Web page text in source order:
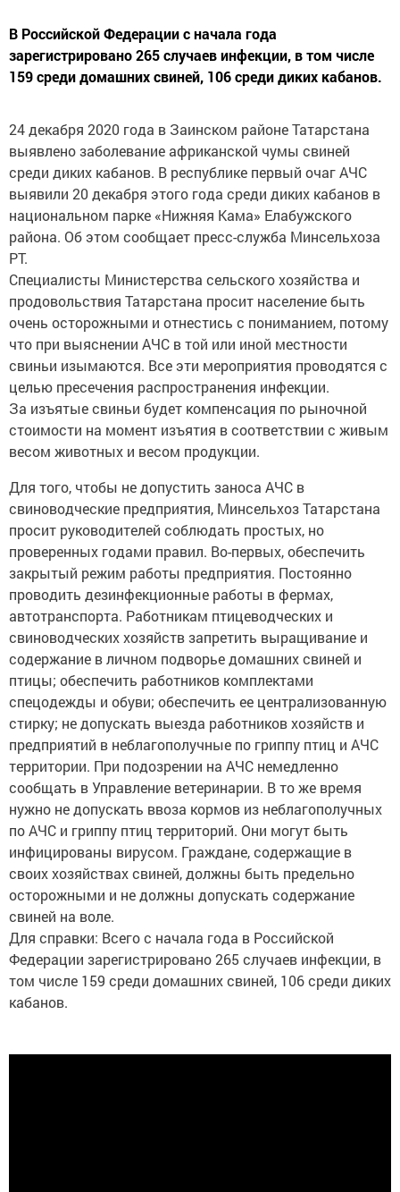
В Российской Федерации с начала года
зарегистрировано 265 случаев инфекции, в том числе
159 среди домашних свиней, 106 среди диких кабанов.
24 декабря 2020 года в Заинском районе Татарстана
выявлено заболевание африканской чумы свиней
среди диких кабанов. В республике первый очаг АЧС
выявили 20 декабря этого года среди диких кабанов в
национальном парке «Нижняя Кама» Елабужского
района. Об этом сообщает пресс-служба Минсельхоза
РТ.
Специалисты Министерства сельского хозяйства и
продовольствия Татарстана просит население быть
очень осторожными и отнестись с пониманием, потому
что при выяснении АЧС в той или иной местности
свиньи изымаются. Все эти мероприятия проводятся с
целью пресечения распространения инфекции.
За изъятые свиньи будет компенсация по рыночной
стоимости на момент изъятия в соответствии с живым
весом животных и весом продукции.
Для того, чтобы не допустить заноса АЧС в
свиноводческие предприятия, Минсельхоз Татарстана
просит руководителей соблюдать простых, но
проверенных годами правил. Во-первых, обеспечить
закрытый режим работы предприятия. Постоянно
проводить дезинфекционные работы в фермах,
автотранспорта. Работникам птицеводческих и
свиноводческих хозяйств запретить выращивание и
содержание в личном подворье домашних свиней и
птицы; обеспечить работников комплектами
спецодежды и обуви; обеспечить ее централизованную
стирку; не допускать выезда работников хозяйств и
предприятий в неблагополучные по гриппу птиц и АЧС
территории. При подозрении на АЧС немедленно
сообщать в Управление ветеринарии. В то же время
нужно не допускать ввоза кормов из неблагополучных
по АЧС и гриппу птиц территорий. Они могут быть
инфицированы вирусом. Граждане, содержащие в
своих хозяйствах свиней, должны быть предельно
осторожными и не должны допускать содержание
свиней на воле.
Для справки: Всего с начала года в Российской
Федерации зарегистрировано 265 случаев инфекции, в
том числе 159 среди домашних свиней, 106 среди диких
кабанов.